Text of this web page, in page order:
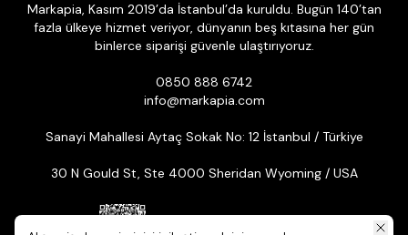
Markapia, Kasım 2019’da İstanbul’da kuruldu. Bugün 140’tan
fazla ülkeye hizmet veriyor, dünyanın beş kıtasına her gün
binlerce siparişi güvenle ulaştırıyoruz.
0850 888 6742
info@markapia.com
Sanayi Mahallesi Aytaç Sokak No: 12 İstanbul / Türkiye
30 N Gould St, Ste 4000 Sheridan Wyoming / USA